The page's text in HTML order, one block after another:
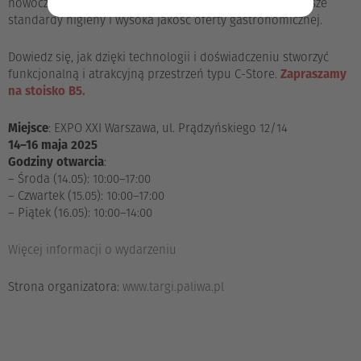
standardy higieny i wysoka jakość oferty gastronomicznej.
Dowiedz się, jak dzięki technologii i doświadczeniu stworzyć
funkcjonalną i atrakcyjną przestrzeń typu C-Store. Zapraszamy
na stoisko B5.
Miejsce: EXPO XXI Warszawa, ul. Prądzyńskiego 12/14
14–16 maja 2025
Godziny otwarcia:
– Środa (14.05): 10:00–17:00
– Czwartek (15.05): 10:00–17:00
– Piątek (16.05): 10:00–14:00
Więcej informacji o wydarzeniu
Strona organizatora: www.targi.paliwa.pl